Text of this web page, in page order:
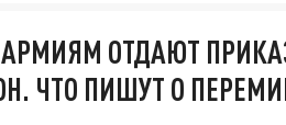
ОТДАЮТ
ЧТО ПИШУТ О